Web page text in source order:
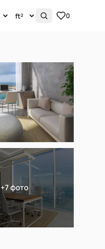
0
+7 фото